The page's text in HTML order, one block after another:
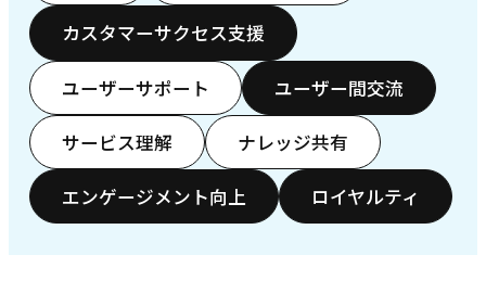
カスタマーサクセス支援
ユーザーサポート ユーザー間交流
サービス理解 ナレッジ共有
エンゲージメント向上 ロイヤルティ